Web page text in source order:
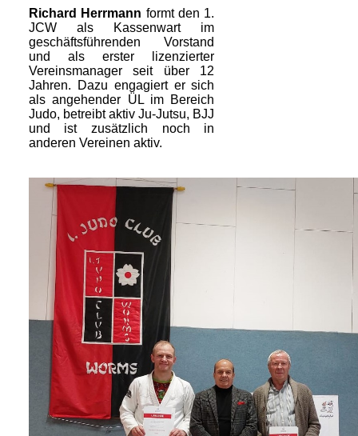
Richard Herrmann formt den 1.
JCW als Kassenwart im
geschäftsführenden Vorstand
und als erster lizenzierter
Vereinsmanager seit über 12
Jahren. Dazu engagiert er sich
als angehender ÜL im Bereich
Judo, betreibt aktiv Ju-Jutsu, BJJ
und ist zusätzlich noch in
anderen Vereinen aktiv.